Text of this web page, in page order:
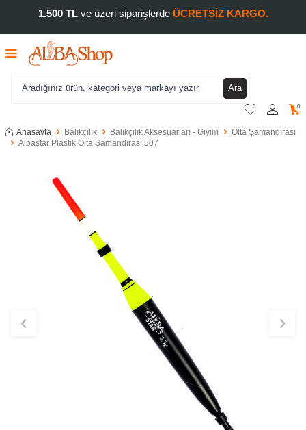
1.500 TLve üzeri siparişlerde ÜCRETSİZ KARGO.
Ara
0 0
Anasayfa Balıkçılık Balıkçılık Aksesuarları - Giyim
Olta Şamandırası
Albastar Plastik Olta Şamandırası 507